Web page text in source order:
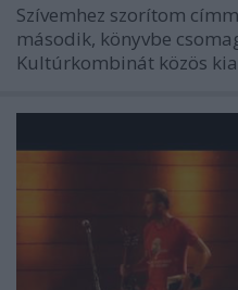
Szívemhez szorítom
második, könyvbe
Kultúrkombinát közös